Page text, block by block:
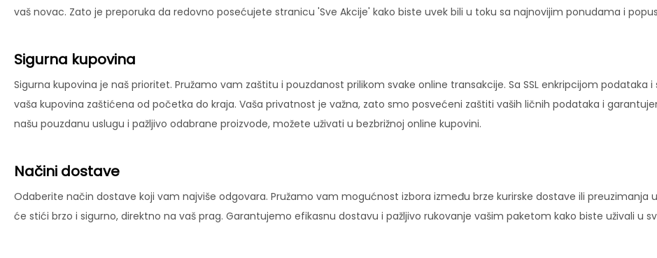
vaš novac. Zato je preporuka da redovno posećujete stranicu 'Sve Akcije' kako biste uvek bili u toku sa najnovijim ponudama i
Sigurna kupovina
Sigurna kupovina je naš prioritet. Pružamo vam zaštitu i pouzdanost prilikom svake online transakcije. Sa SSL enkripcijom
vaša kupovina zaštićena od početka do kraja. Vaša privatnost je važna, zato smo posvećeni zaštiti vaših ličnih podataka i
našu pouzdanu uslugu i pažljivo odabrane proizvode, možete uživati u bezbrižnoj online kupovini.
Načini dostave
Odaberite način dostave koji vam najviše odgovara. Pružamo vam mogućnost izbora između brze kurirske dostave ili preuzimanja
će stići brzo i sigurno, direktno na vaš prag. Garantujemo efikasnu dostavu i pažljivo rukovanje vašim paketom kako biste uživali u